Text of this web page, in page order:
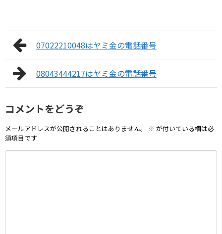
07022210048はヤミ金の電話番号
08043444217はヤミ金の電話番号
コメントをどうぞ
メールアドレスが公開されることはありません。 ※ が付いている欄は必
須項目です